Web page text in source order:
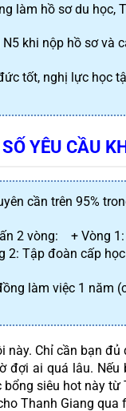
làm hồ sơ du học,
N5 khi nộp hồ sơ và
tốt, nghị lực học
YÊU CẦU
cần trên 95%
2 vòng: + Vòng 1:
2: Tập đoàn cấp
làm việc 1 năm
này. Chỉ cần bạn
đợi ai quá lâu.
siêu hot này từ
Thanh Giang